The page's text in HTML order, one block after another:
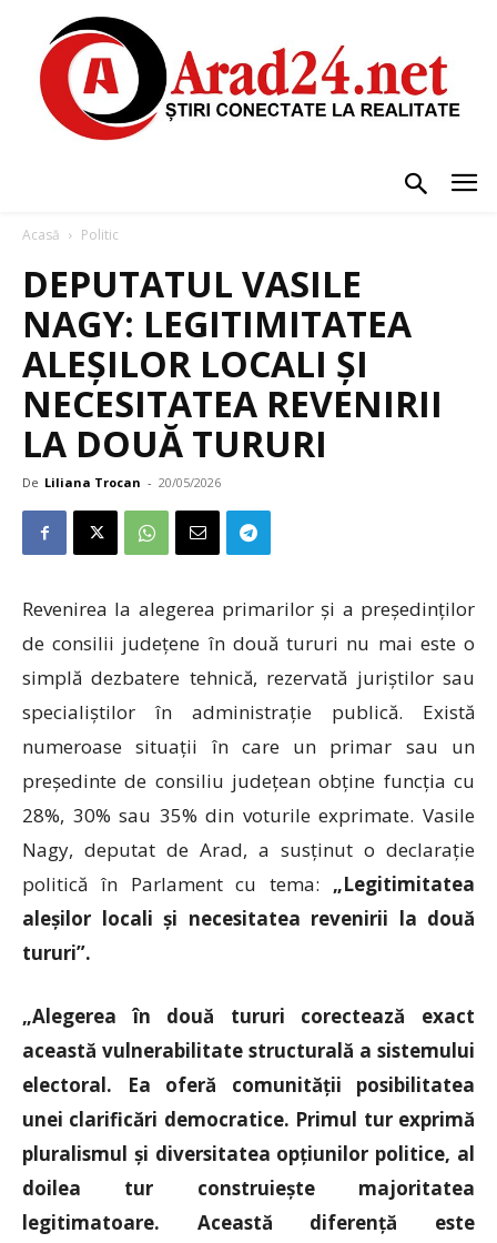
Acasă Politic
DEPUTATUL VASILE
NAGY: LEGITIMITATEA
ALEȘILOR LOCALI ȘI
NECESITATEA REVENIRII
LA DOUĂ TURURI
De Liliana Trocan - 20/05/2026
Revenirea la alegerea primarilor și a președinților
de consilii județene în două tururi nu mai este o
simplă dezbatere tehnică, rezervată juriștilor sau
specialiștilor în administrație publică. Există
numeroase situații în care un primar sau un
președinte de consiliu județean obține funcția cu
28%, 30% sau 35% din voturile exprimate. Vasile
Nagy, deputat de Arad, a susținut o declarație
politică în Parlament cu tema: „Legitimitatea
aleșilor locali și necesitatea revenirii la două
tururi”.
„Alegerea în două tururi corectează exact
această vulnerabilitate structurală a sistemului
electoral. Ea oferă comunității posibilitatea
unei clarificări democratice. Primul tur exprimă
pluralismul și diversitatea opțiunilor politice, al
doilea tur construiește majoritatea
legitimatoare. Această diferență este